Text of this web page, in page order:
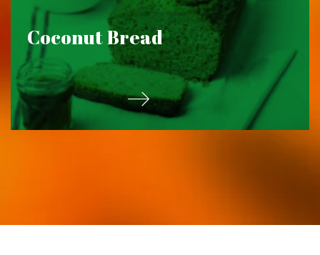
Coconut Bread